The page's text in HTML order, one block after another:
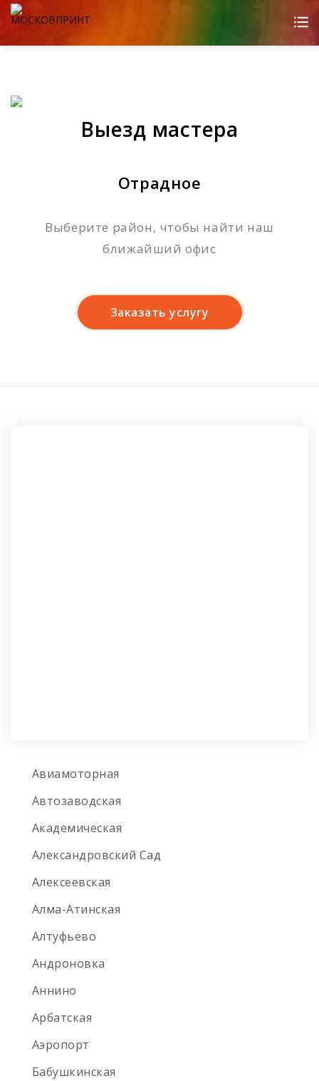
Выезд мастера
Отрадное
Выберите район, чтобы найти наш
ближайший офис
Заказать услугу
Авиамоторная
Автозаводская
Академическая
Александровский Сад
Алексеевская
Алма-Атинская
Алтуфьево
Андроновка
Аннино
Арбатская
Аэропорт
Бабушкинская